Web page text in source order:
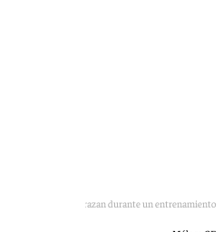
y Javi Montero se abrazan durante un entrenamiento